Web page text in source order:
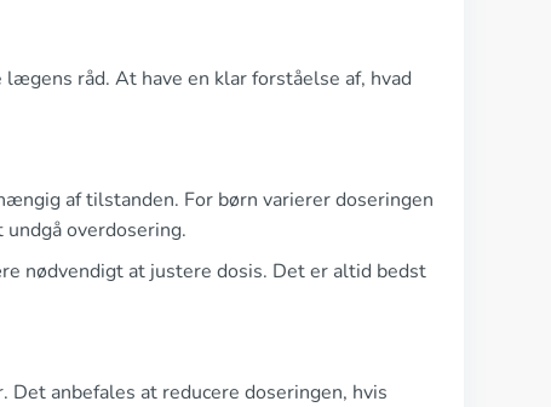
råd. At have en klar forståelse af, hvad
af tilstanden. For børn varierer doseringen
overdosering.
nødvendigt at justere dosis. Det er altid bedst
anbefales at reducere doseringen, hvis